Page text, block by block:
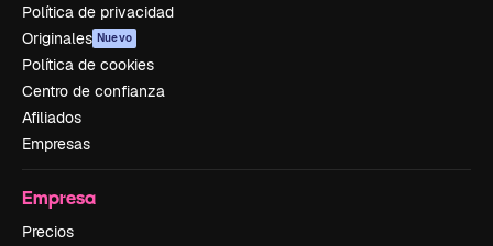
Política de privacidad
Originales Nuevo
Política de cookies
Centro de confianza
Afiliados
Empresas
Empresa
Precios